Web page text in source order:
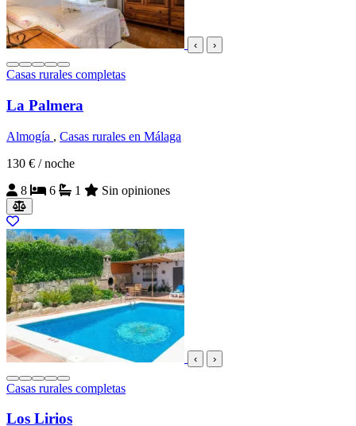
‹ ›
Casas rurales completas
La Palmera
Almogía , Casas rurales en Málaga
130 € / noche
8
6 1 Sin opiniones
‹ ›
Casas rurales completas
Los Lirios